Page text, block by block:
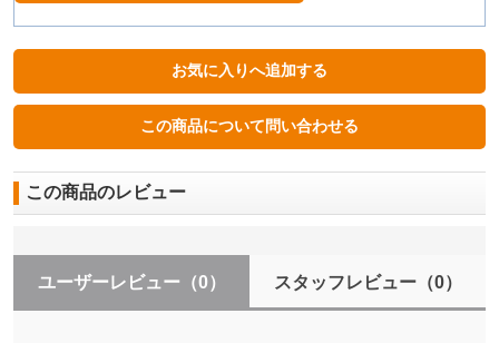
この商品のレビュー
ユーザーレビュー （0） スタッフレビュー（0）